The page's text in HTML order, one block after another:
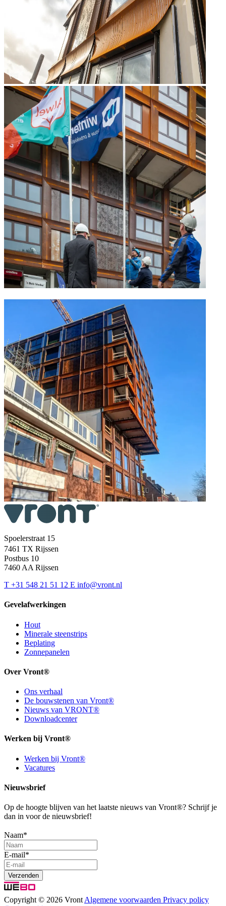
Spoelerstraat 15
7461 TX Rijssen
Postbus 10
7460 AA Rijssen
T +31 548 21 51 12 E info@vront.nl
Gevelafwerkingen
Hout
Minerale steenstrips
Beplating
Zonnepanelen
Over Vront®
Ons verhaal
De bouwstenen van Vront®
Nieuws van VRONT®
Downloadcenter
Werken bij Vront®
Werken bij Vront®
Vacatures
Nieuwsbrief
Op de hoogte blijven van het laatste nieuws van Vront®? Schrijf je
dan in voor de nieuwsbrief!
Naam*
E-mail*
Copyright © 2026 Vront Algemene voorwaarden Privacy policy